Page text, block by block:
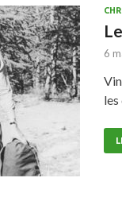
6
les